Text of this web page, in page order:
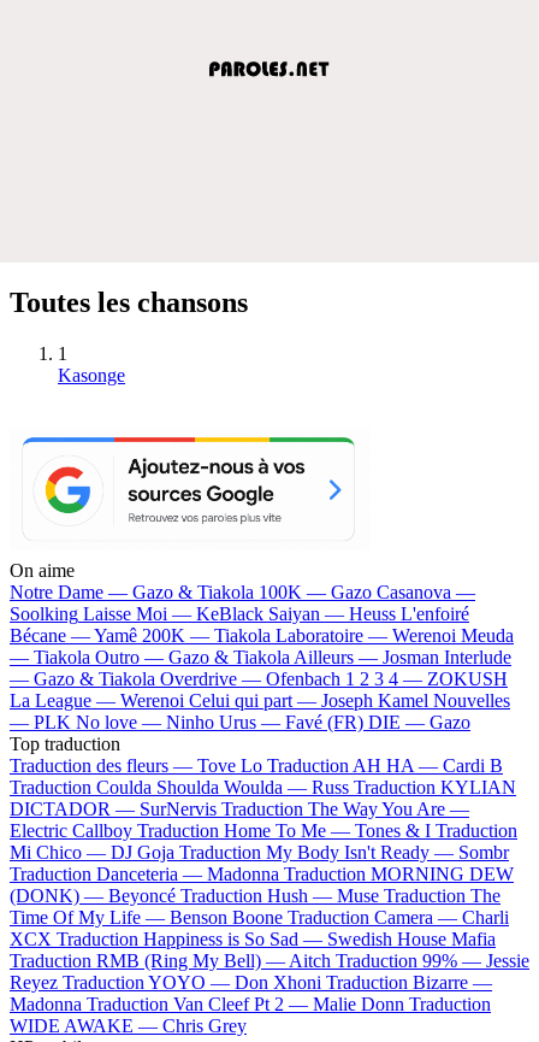
Toutes les chansons
1
Kasonge
On aime
Notre Dame — Gazo & Tiakola 100K — Gazo Casanova —
Soolking Laisse Moi — KeBlack Saiyan — Heuss L'enfoiré
Bécane —Yamê 200K — Tiakola Laboratoire — Werenoi Meuda
— Tiakola Outro — Gazo & Tiakola Ailleurs — Josman Interlude
— Gazo & Tiakola Overdrive — Ofenbach 1 2 3 4 — ZOKUSH
La League — Werenoi Celui qui part — Joseph Kamel Nouvelles
— PLK No love — Ninho Urus — Favé (FR) DIE — Gazo
Top traduction
Traduction des fleurs — Tove Lo Traduction AH HA — Cardi B
Traduction Coulda Shoulda Woulda — Russ Traduction KYLIAN
DICTADOR — SurNervis Traduction The Way You Are —
Electric Callboy Traduction Home To Me — Tones & I Traduction
Mi Chico — DJ Goja Traduction My Body Isn't Ready — Sombr
Traduction Danceteria — Madonna Traduction MORNING DEW
(DONK) — Beyoncé Traduction Hush — Muse Traduction The
Time Of My Life — Benson Boone Traduction Camera — Charli
XCX Traduction Happiness is So Sad — Swedish House Mafia
Traduction RMB (Ring My Bell) — Aitch Traduction 99% — Jessie
Reyez Traduction YOYO — Don Xhoni Traduction Bizarre —
Madonna Traduction Van Cleef Pt 2 — Malie Donn Traduction
WIDE AWAKE — Chris Grey